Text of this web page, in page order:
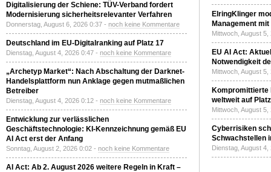
Digitalisierung der Schiene: TÜV-Verband fordert
Modernisierung sicherheitsrelevanter Verfahren
Donnerstag, August 6, 2026 0:37 - noch keine Kommentare
Deutschland im EU-Digitalranking auf Platz 17
Dienstag, August 4, 2026 0:47 - noch keine Kommentare
„Archetyp Market“: Nach Abschaltung der Darknet-
Handelsplattform nun Anklage gegen mutmaßlichen
Betreiber
Dienstag, August 4, 2026 0:12 - noch keine Kommentare
Entwicklung zur verlässlichen
Geschäftstechnologie: KI-Kennzeichnung gemäß EU
AI Act erst der Anfang
Sonntag, August 2, 2026 0:02 - noch keine Kommentare
AI Act: Ab 2. August 2026 weitere Regeln in Kraft –
ElringKlinger
Management
Mittwoch, August
EU AI Act:
Notwendigkeit
Mittwoch, August
Kompromittierte
weltweit auf
Mittwoch, August
Cyberrisiken
Schwachstellen
Dienstag, August